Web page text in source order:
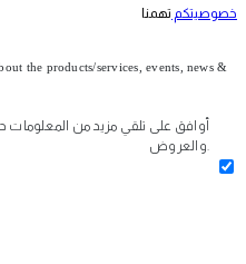
خصوصيتكم تهمنا
the products/services, events, news &
أوافق على تلقي مزيد من المعلومات
والعروض.